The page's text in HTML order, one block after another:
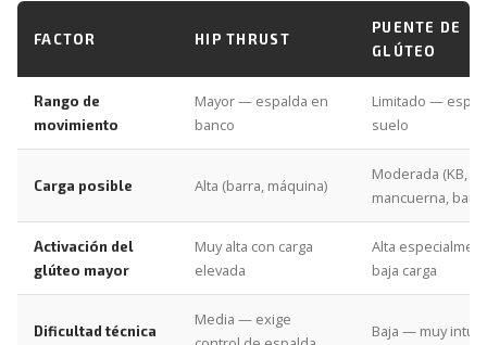
FACTOR HIP THRUST
PUENTE DE
GLÚTEO
Rango de
movimiento
Mayor — espalda en
banco
Limitado —
suelo
Carga posible Alta (barra, máquina)
Moderada (KB,
mancuerna,
Activación del
glúteo mayor
Muy alta con carga
elevada
Alta
baja carga
Dificultad técnica
Media — exige
Baja — muy